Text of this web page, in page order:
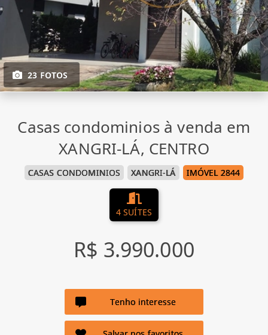
23 FOTOS
Casas condominios à venda em
XANGRI-LÁ, CENTRO
CASAS CONDOMINIOS XANGRI-LÁ IMÓVEL 2844
4 SUÍTES
R$ 3.990.000
Tenho interesse